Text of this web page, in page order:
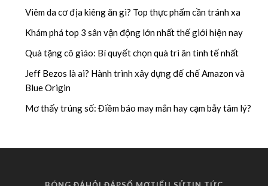
Viêm da cơ địa kiêng ăn gì? Top thực phẩm cần tránh xa
Khám phá top 3 sân vận động lớn nhất thế giới hiện nay
Quà tặng cô giáo: Bí quyết chọn quà tri ân tinh tế nhất
Jeff Bezos là ai? Hành trình xây dựng đế chế Amazon và
Blue Origin
Mơ thấy trúng số: Điềm báo may mắn hay cạm bẫy tâm lý?